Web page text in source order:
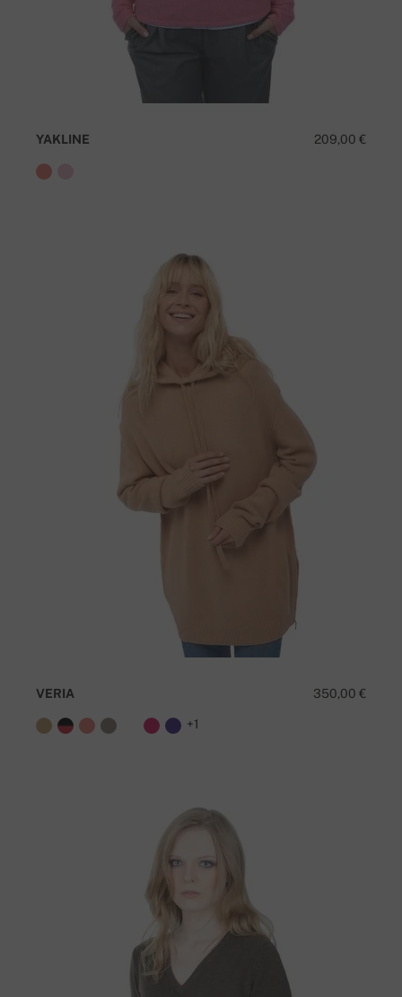
209,00 €
YAKLINE
350,00 €
VERIA
+1